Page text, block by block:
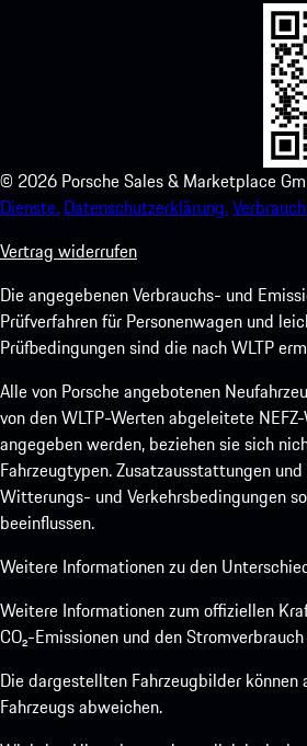
© 2026 Porsche Sales & Marketplace
Dienste. Datenschutzerklärung.
Vertrag widerrufen
Die angegebenen Verbrauchs- und
Prüfverfahren für Personenwagen und
Prüfbedingungen sind die nach WLTP
Alle von Porsche angebotenen
von den WLTP-Werten abgeleitete
angegeben werden, beziehen sie sich
Fahrzeugtypen. Zusatzausstattungen
Witterungs- und Verkehrsbedingungen
beeinflussen.
Weitere Informationen zu den
Weitere Informationen zum offiziellen
CO₂-Emissionen und den
Die dargestellten Fahrzeugbilder
Fahrzeugs abweichen.